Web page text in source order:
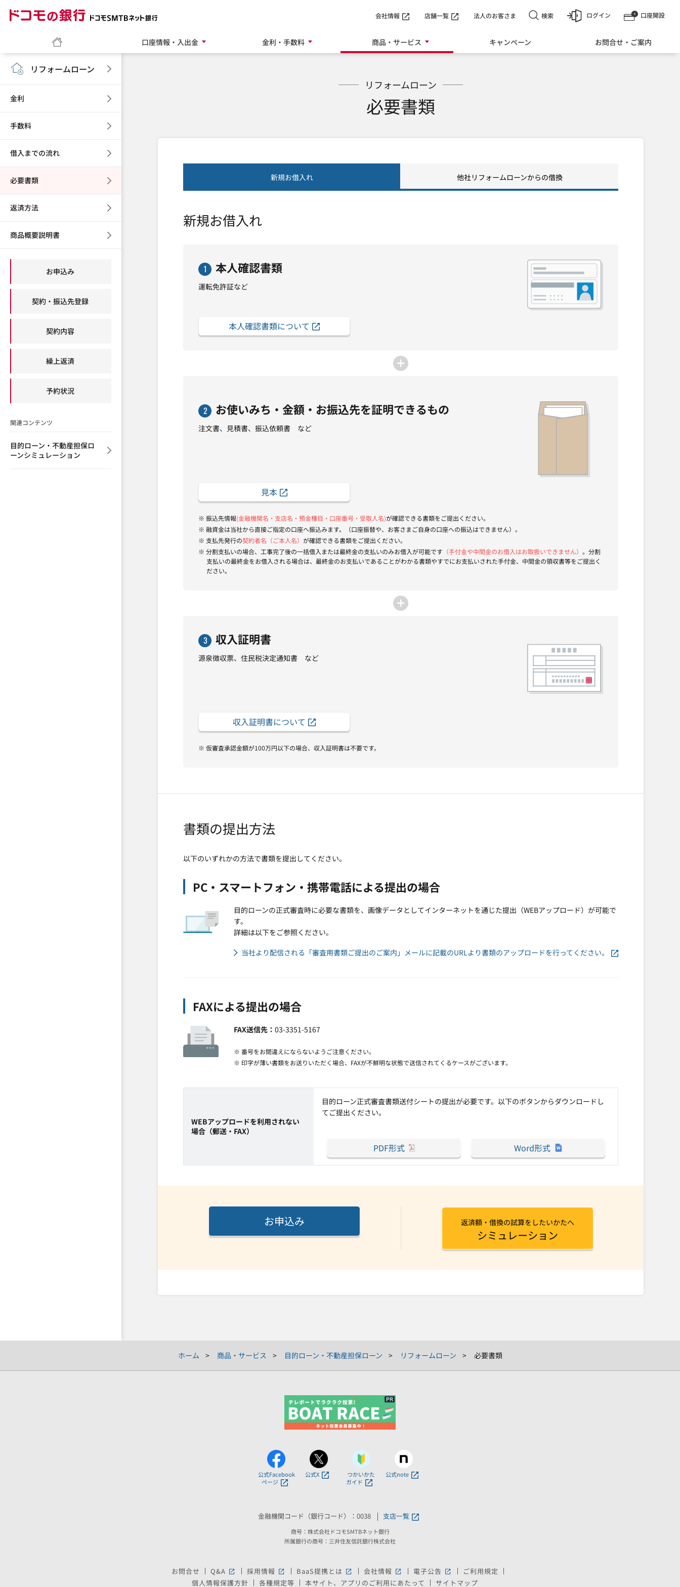
口座開設
ログイン
口座情報・入出金 金利・手数料 商品・サービス キャンペーン お問合せ・ご案内
会社情報 店舗一覧 法人のお客さま 検索
リフォームローン
必要書類
新規お借入れ 他社リフォームローンからの借換
新規お借入れ
1 本人確認書類
運転免許証など
本人確認書類について
2 お使いみち・金額・お振込先を証明できるもの
注文書、見積書、振込依頼書 など
見本
※ 振込先情報(金融機関名・支店名・預金種目・口座番号・受取人名)が確認できる書類をご提出ください。
※ 融資金は当社から直接ご指定の口座へ振込みます。（口座振替や、お客さまご自身の口座への振込はできません）。
※ 支払先発行の契約者名（ご本人名） が確認できる書類をご提出ください。
※ 分割支払いの場合、工事完了後の一括借入または最終金の支払いのみお借入が可能です （手付金や中間金のお借入はお取扱いできません） 。分割
支払いの最終金をお借入される場合は、最終金のお支払いであることがわかる書類やすでにお支払いされた手付金、中間金の領収書等をご提出く
ださい。
3 収入証明書
源泉徴収票、住民税決定通知書 など
収入証明書について
※ 仮審査承認金額が100万円以下の場合、収入証明書は不要です。
書類の提出方法
以下のいずれかの方法で書類を提出してください。
PC・スマートフォン・携帯電話による提出の場合
目的ローンの正式審査時に必要な書類を、画像データとしてインターネットを通じた提出（WEBアップロード）が可能で
す。
詳細は以下をご参照ください。
当社より配信される「審査用書類ご提出のご案内」メールに記載のURLより書類のアップロードを行ってください。
FAXによる提出の場合
FAX送信先 03-3351-5167
※ 番号をお間違えにならないようご注意ください。
※ 印字が薄い書類をお送りいただく場合、FAXが不鮮明な状態で送信されてくるケースがございます。
WEBアップロードを利用されない
場合（郵送・FAX）
目的ローン正式審査書類送付シートの提出が必要です。以下のボタンからダウンロードし
てご提出ください。
PDF形式 Word形式
お申込み 返済額・借換の試算をしたいかたへ
シミュレーション
リフォームローン
金利
手数料
借入までの流れ
必要書類
返済方法
商品概要説明書
お申込み
契約・振込先登録
契約内容
繰上返済
予約状況
関連コンテンツ
目的ローン・不動産担保ロ
ーンシミュレーション
ホーム 商品・サービス 目的ローン・不動産担保ローン リフォームローン 必要書類
公式Facebook
ページ
公式X
つかいかた
ガイド
公式note
金融機関コード（銀行コード）：0038 支店一覧
商号：株式会社ドコモSMTBネット銀行
所属銀行の商号：三井住友信託銀行株式会社
お問合せ Q&A新しいウィンドウで開きます。
採用情報新しいウィンドウで開きます。
BaaS提携とは 新しいウィンドウで開きます。
会社情報新しいウィンドウで開きます。
電子公告新しいウィンドウで開きます。
ご利用規定
個人情報保護方針
各種規定等 本サイト、アプリのご利用にあたって サイトマップ